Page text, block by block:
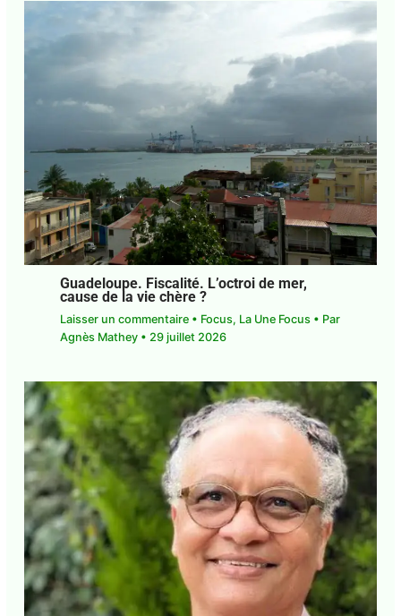
DCF*. Société. Les Industries Culturelles
et Créatives moteurs d’émancipation et
de régulation sociale
Laisser un commentaire •Focus,La Une Focus•
Par
Agnès Mathey 29 juillet 2026
Guadeloupe. Fiscalité. L’octroi de mer,
cause de la vie chère ?
Laisser un commentaire •Focus,La Une Focus •
ParAgnès Mathey 29 juillet 2026